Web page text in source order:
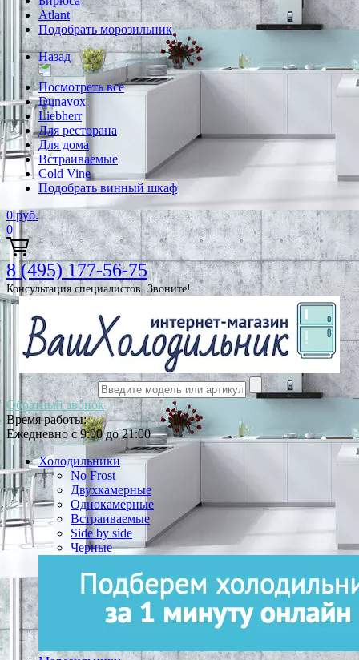
Atlant
Подобрать морозильник
Назад
Посмотреть все
Dunavox
Liebherr
Для ресторана
Для дома
Встраиваемые
Cold Vine
Подобрать винный шкаф
0 руб.
0
8 (495) 177-56-75
Консультация специалистов. Звоните!
Обратный звонок
Время работы:
Ежедневно с 9:00 до 21:00
Холодильники
No Frost
Двухкамерные
Однокамерные
Встраиваемые
Side by side
Черные